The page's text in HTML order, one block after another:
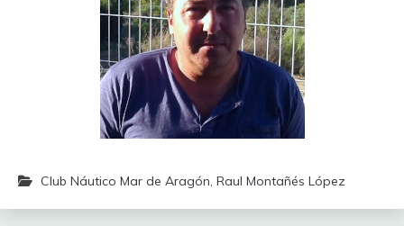
Club Náutico Mar de Aragón, Raul Montañés López